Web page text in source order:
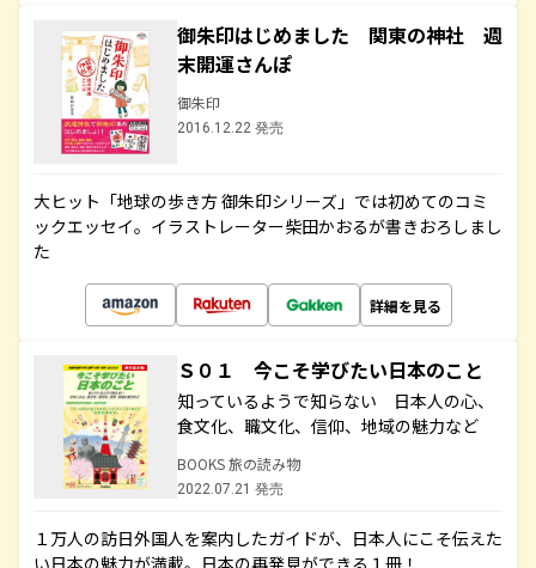
御朱印はじめました 関東の神社 週
末開運さんぽ
御朱印
2016.12.22 発売
大ヒット「地球の歩き方 御朱印シリーズ」では初めてのコミ
ックエッセイ。イラストレーター柴田かおるが書きおろしまし
た
詳細を見る
Ｓ０１ 今こそ学びたい日本のこと
知っているようで知らない 日本人の心、
食文化、職文化、信仰、地域の魅力など
BOOKS 旅の読み物
2022.07.21 発売
１万人の訪日外国人を案内したガイドが、日本人にこそ伝えた
い日本の魅力が満載。日本の再発見ができる１冊！